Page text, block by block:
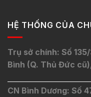
HỆ THỐNG CỦA
Trụ sở chính: Số
Bình (Q. Thủ Đức
CN Bình Dương: Số